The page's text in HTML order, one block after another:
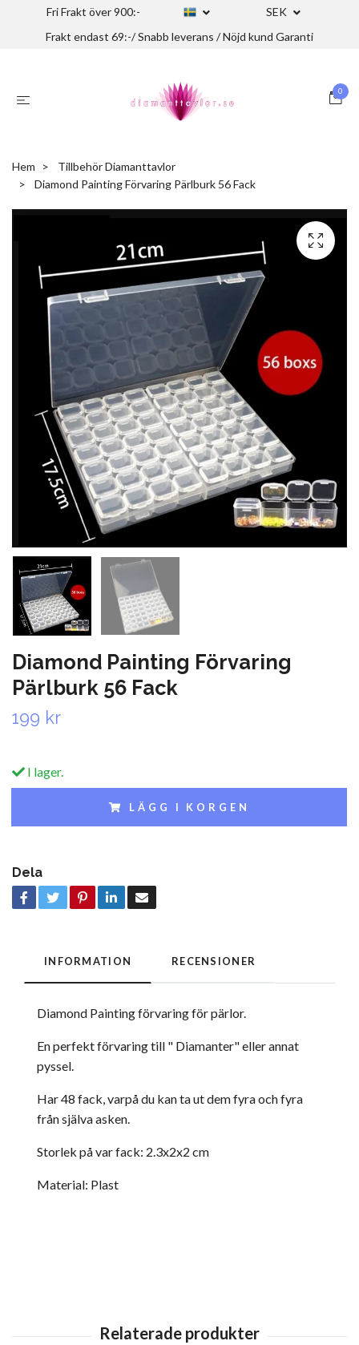
Fri Frakt över 900:-
SEK
Frakt endast 69:-/ Snabb leverans / Nöjd kund Garanti
0
Hem
Tillbehör Diamanttavlor
Diamond Painting Förvaring Pärlburk 56 Fack
Diamond Painting Förvaring
Pärlburk 56 Fack
199 kr
I lager.
LÄGG I KORGEN
Dela
INFORMATION RECENSIONER
Diamond Painting förvaring för pärlor.
En perfekt förvaring till " Diamanter" eller annat
pyssel.
Har 48 fack, varpå du kan ta ut dem fyra och fyra
från själva asken.
Storlek på var fack: 2.3x2x2 cm
Material: Plast